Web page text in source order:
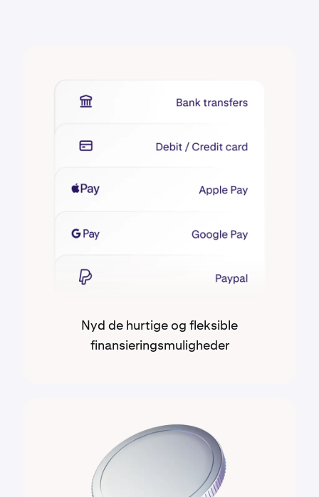
Nyd de hurtige og fleksible
finansieringsmuligheder